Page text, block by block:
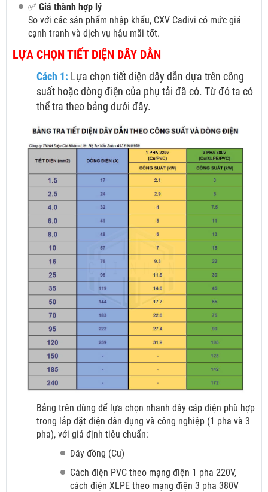
✅ Giá thành hợp lý
So với các sản phẩm nhập khẩu, CXV Cadivi có mức giá
cạnh tranh và dịch vụ hậu mãi tốt.
LỰA CHỌN TIẾT DIỆN DÂY DẪN
Cách 1: Lựa chọn tiết diện dây dẫn dựa trên công
suất hoặc dòng điện của phụ tải đã có. Từ đó ta có
thể tra theo bảng dưới đây.
Bảng trên dùng để lựa chọn nhanh dây cáp điện phù hợp
trong lắp đặt điện dân dụng và công nghiệp (1 pha và 3
pha), với giả định tiêu chuẩn:
Dây đồng (Cu)
Cách điện PVC theo mạng điện 1 pha 220V,
cách điện XLPE theo mạng điện 3 pha 380V